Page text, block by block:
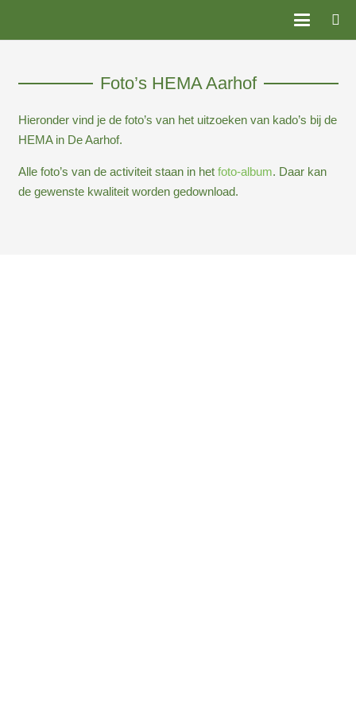
Foto’s HEMA Aarhof
Hieronder vind je de foto’s van het uitzoeken van kado’s bij de
HEMA in De Aarhof.
Alle foto’s van de activiteit staan in hetfoto-album. Daar kan
de gewenste kwaliteit worden gedownload.